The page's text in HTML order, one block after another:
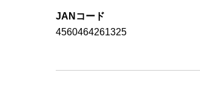
JANコード
4560464261325